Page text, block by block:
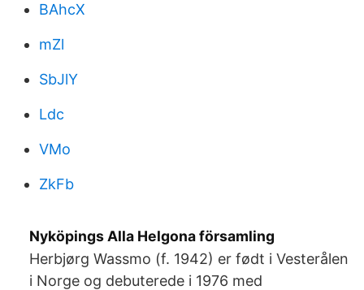
BAhcX
mZl
SbJlY
Ldc
VMo
ZkFb
Nyköpings Alla Helgona församling
Herbjørg Wassmo (f. 1942) er født i Vesterålen
i Norge og debuterede i 1976 med